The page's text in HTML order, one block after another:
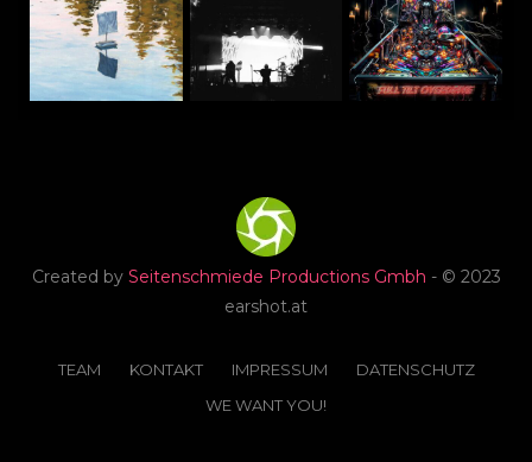
Created by Seitenschmiede Productions Gmbh - © 2023
earshot.at
TEAM KONTAKT IMPRESSUM
DATENSCHUTZ
WE WANT YOU!